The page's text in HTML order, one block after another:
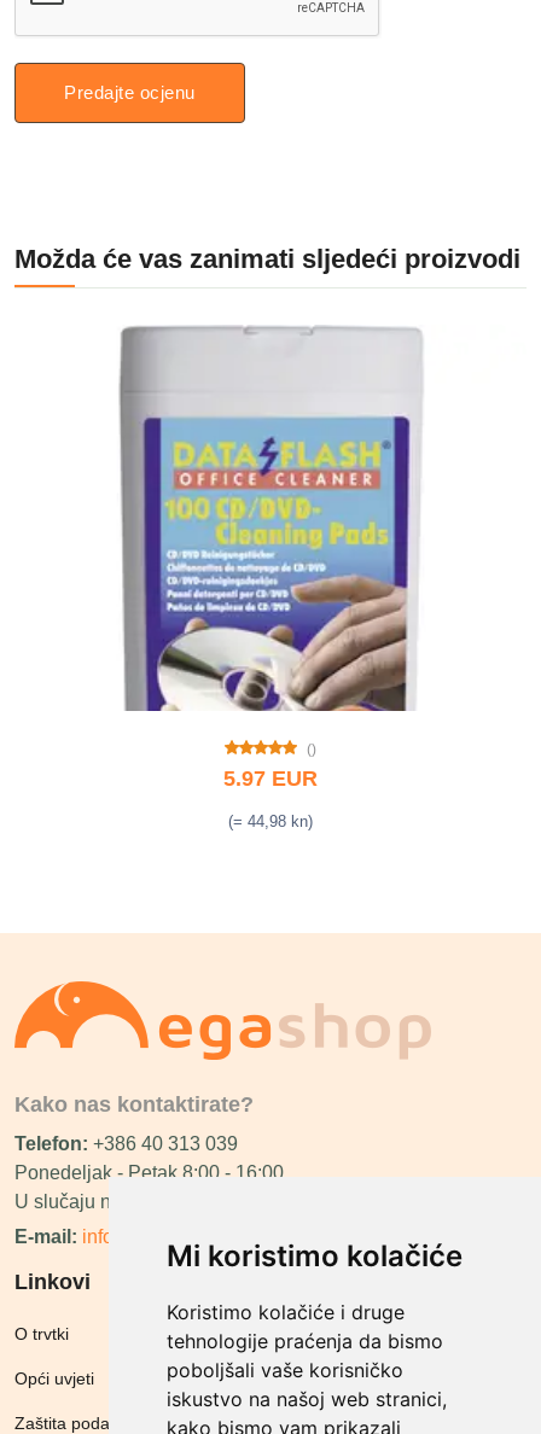
Mi koristimo kolačiće
Koristimo kolačiće i druge
tehnologije praćenja da bismo
poboljšali vaše korisničko
iskustvo na našoj web stranici,
kako bismo vam prikazali
Predajte ocjenu
Možda će vas zanimati sljedeći proizvodi
()
5.97 EUR
(= 44,98 kn)
Kako nas kontaktirate?
Telefon: +386 40 313 039
Ponedeljak - Petak 8:00 - 16:00
U slučaju neraspoloživosti ćemo vas nazvati.
E-mail: info@megashop.hr
Linkovi
O trvtki
Opći uvjeti
Zaštita podataka